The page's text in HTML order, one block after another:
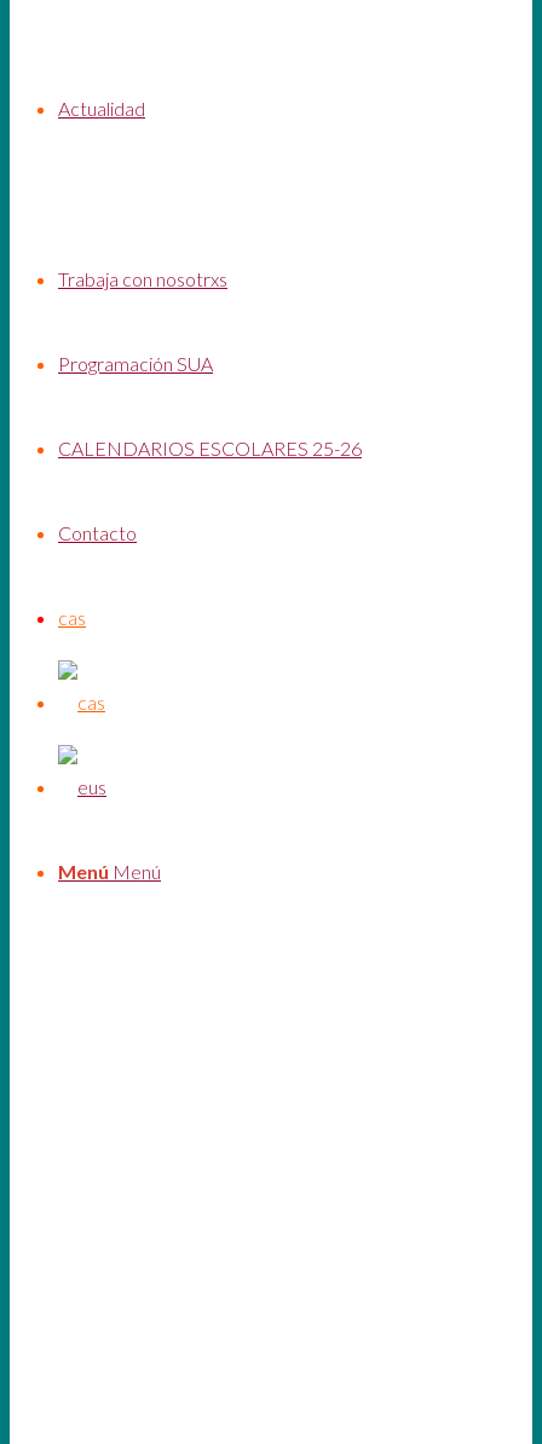
Actualidad
Trabaja con nosotrxs
Programación SUA
CALENDARIOS ESCOLARES 25-26
Contacto
cas
Menú Menú